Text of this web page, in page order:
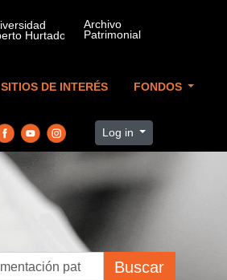
SITIOS DE INTERÉS FONDOS
Log in
Buscar